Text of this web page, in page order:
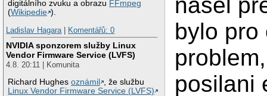
digitálního zvuku a obrazu FFmpeg
(Wikipedie ).
Ladislav Hagara
Komentářů: 0
NVIDIA sponzorem služby Linux
Vendor Firmware Service (LVFS)
4.8. 20:11 | Komunita
Richard Hughesoznámil
, že službu
Linux Vendor Firmware Service (LVFS)
nasel
bylo pro
posilani